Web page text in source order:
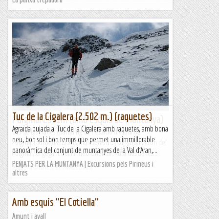
Puigmal 2911m (amb esquís de muntanya)
des de les Planes (pàrquing de l'estació d'esquí de
Puigmal)Excursió clàssica amb esquís de muntanya al cim del
Puigmal, el gegant del Pirineu Oriental. Ruta des de les...
Anar-hi anant. Per Minuteman.
Tuc de la Cigalera (2.502 m.) (raquetes)
Agraïda pujada al Tuc de la Cigalera amb raquetes, amb bona
neu, bon sol i bon temps que permet una immillorable
panoràmica del conjunt de muntanyes de la Val d’Aran,...
PENJATS PER LA MUNTANYA | Excursions pels Pirineus i
altres
Amb esquis "El Cotiella"
Amunt i avall